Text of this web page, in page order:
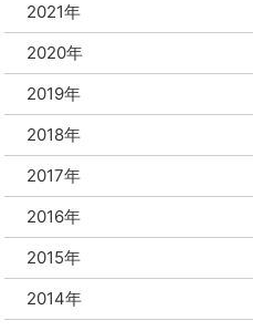
2021年
2020年
2019年
2018年
2017年
2016年
2015年
2014年